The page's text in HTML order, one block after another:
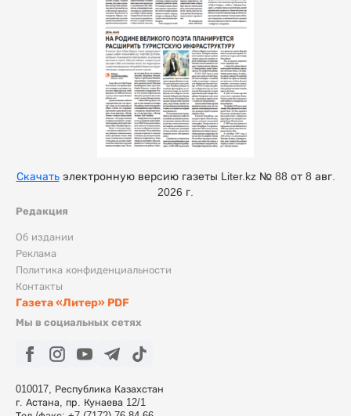
Редакция
Об издании
Реклама
Политика конфиденциальности
Контакты
Газета «Литер» PDF
Мы в социальных сетях
010017, Республика Казахстан
г. Астана, пр. Кунаева 12/1
Скачатьэлектронную версию газеты Liter.kz № 88 от 8 авг.
2026 г.